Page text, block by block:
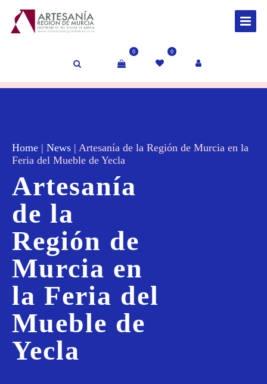
0 0
Home | News | Artesanía de la Región de Murcia en la
Feria del Mueble de Yecla
Artesanía
de la
Región de
Murcia en
la Feria del
Mueble de
Yecla